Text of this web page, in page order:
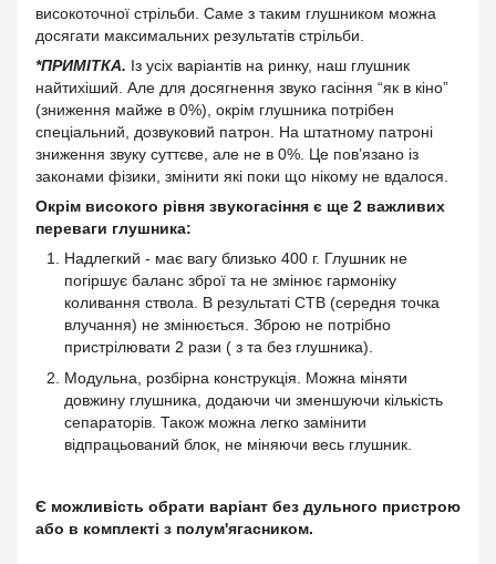
високоточної стрільби. Саме з таким глушником можна
досягати максимальних результатів стрільби.
*ПРИМІТКА. Із усіх варіантів на ринку, наш глушник
найтихіший. Але для досягнення звуко гасіння “як в кіно”
(зниження майже в 0%), окрім глушника потрібен
спеціальний, дозвуковий патрон. На штатному патроні
зниження звуку суттєве, але не в 0%. Це пов’язано із
законами фізики, змінити які поки що нікому не вдалося.
Окрім високого рівня звукогасіння є ще 2 важливих
переваги глушника:
Надлегкий - має вагу близько 400 г. Глушник не
погіршує баланс зброї та не змінює гармоніку
коливання ствола. В результаті СТВ (середня точка
влучання) не змінюється. Зброю не потрібно
пристрілювати 2 рази ( з та без глушника).
Модульна, розбірна конструкція. Можна міняти
довжину глушника, додаючи чи зменшуючи кількість
сепараторів. Також можна легко замінити
відпрацьований блок, не міняючи весь глушник.
Є можливість обрати варіант без дульного пристрою
або в комплекті з полум'ягасником.